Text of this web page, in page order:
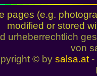
pages (e.g.
modified or stored
urheberrechtlich
von
© by salsa.at-